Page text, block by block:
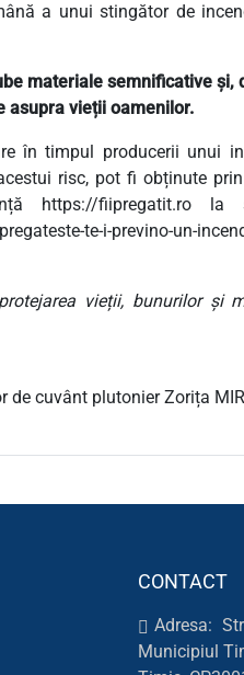
a unui stingător de
materiale semnificative și,
asupra vieții oamenilor.
în timpul producerii unui
risc, pot fi obținute
https://fiipregatit.ro la
te-i-previno-un-
vieții, bunurilor și
cuvânt plutonier Zorița
CONTACT
Adresa:
Municipiul